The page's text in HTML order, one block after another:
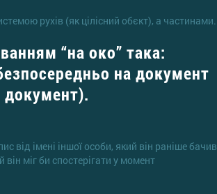
рухів (як цілісний обєкт), а частинами.
“на око” така:
на документ
документ).
від імені іншої особи, який він раніше бачив
міг би спостерігати у момент